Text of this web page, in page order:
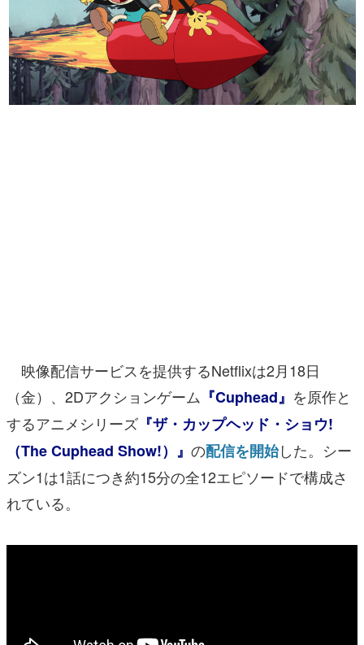
若ゲのいたり〜ゲームクリエイターの青春〜
『うつヌケ』『ペンと箸』等で知られるマンガ家・田中圭
一先生によるゲーム業界レポートマンガです。
なんでゲームは面白い？
ゲーム開発者・hamatsu氏がゲームの魅力を画面や操作の
具体的な形から解き明かしていく、硬派で骨太な評論連載
その他
電ファミニコゲーマーとは？
運営：株式会社マレ
映像配信サービスを提供するNetflixは2月18日
（金）、2Dアクションゲーム 『Cuphead』 を原作と
するアニメシリーズ 『ザ・カップヘッド・ショウ!
（The Cuphead Show!）』 の配信を開始した。シー
ズン1は1話につき約15分の全12エピソードで構成さ
れている。